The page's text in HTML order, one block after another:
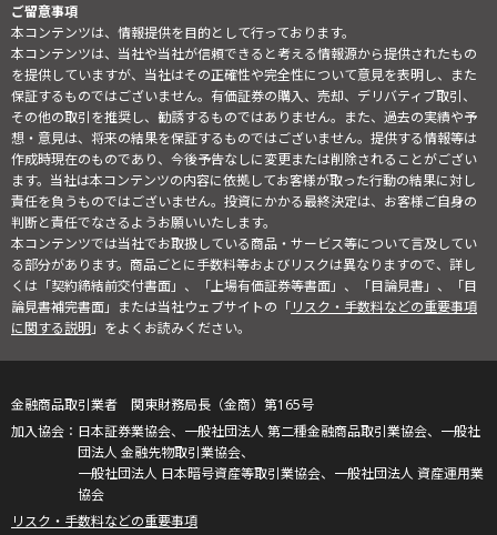
ご留意事項
本コンテンツは、情報提供を目的として行っております。
本コンテンツは、当社や当社が信頼できると考える情報源から提供されたもの
を提供していますが、当社はその正確性や完全性について意見を表明し、また
保証するものではございません。有価証券の購入、売却、デリバティブ取引、
その他の取引を推奨し、勧誘するものではありません。また、過去の実績や予
想・意見は、将来の結果を保証するものではございません。提供する情報等は
作成時現在のものであり、今後予告なしに変更または削除されることがござい
ます。当社は本コンテンツの内容に依拠してお客様が取った行動の結果に対し
責任を負うものではございません。投資にかかる最終決定は、お客様ご自身の
判断と責任でなさるようお願いいたします。
本コンテンツでは当社でお取扱している商品・サービス等について言及してい
る部分があります。商品ごとに手数料等およびリスクは異なりますので、詳し
くは「契約締結前交付書面」、「上場有価証券等書面」、「目論見書」、「目
論見書補完書面」または当社ウェブサイトの「リスク・手数料などの重要事項
に関する説明」をよくお読みください。
金融商品取引業者 関東財務局長（金商）第165号
日本証券業協会、一般社団法人 第二種金融商品取引業協会、一般社
団法人 金融先物取引業協会、
一般社団法人 日本暗号資産等取引業協会、一般社団法人 資産運用業
協会
リスク・手数料などの重要事項